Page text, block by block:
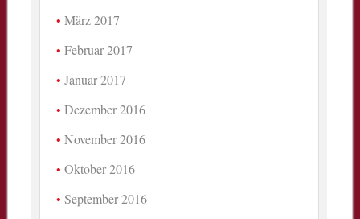
März 2017
Februar 2017
Januar 2017
Dezember 2016
November 2016
Oktober 2016
September 2016